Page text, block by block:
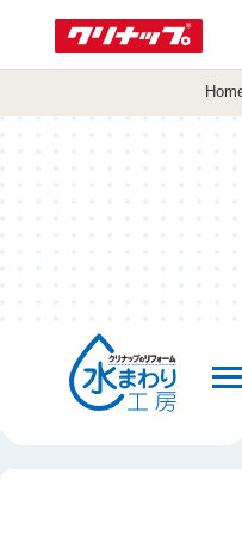
前の画面へ戻る